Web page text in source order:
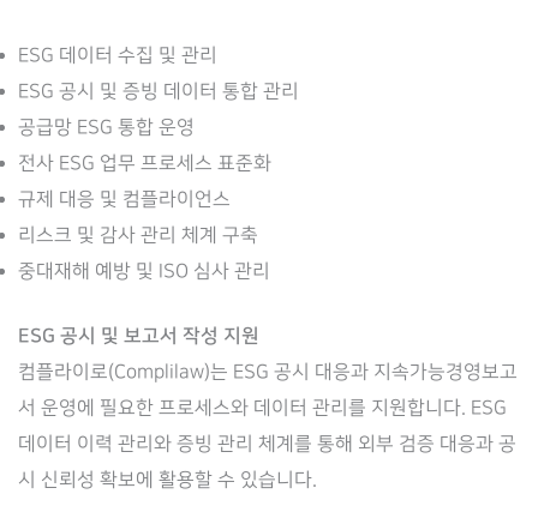
ESG 데이터 수집 및 관리
ESG 공시 및 증빙 데이터 통합 관리
공급망 ESG 통합 운영
전사 ESG 업무 프로세스 표준화
규제 대응 및 컴플라이언스
리스크 및 감사 관리 체계 구축
중대재해 예방 및 ISO 심사 관리
ESG 공시 및 보고서 작성 지원
컴플라이로(Complilaw)는 ESG 공시 대응과 지속가능경영보고
서 운영에 필요한 프로세스와 데이터 관리를 지원합니다. ESG
데이터 이력 관리와 증빙 관리 체계를 통해 외부 검증 대응과 공
시 신뢰성 확보에 활용할 수 있습니다.